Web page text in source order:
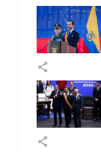
share
share